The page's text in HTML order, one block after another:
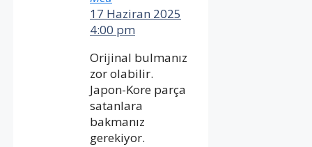
17 Haziran 2025
4:00 pm
Orijinal bulmanız
zor olabilir.
Japon-Kore parça
satanlara
bakmanız
gerekiyor.